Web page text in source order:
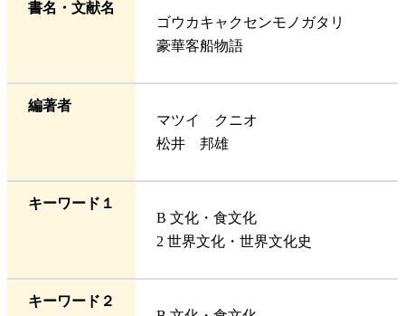
書名・文献名
ゴウカキャクセンモノガタリ
豪華客船物語
編著者
マツイ クニオ
松井 邦雄
キーワード１
B 文化・食文化
2 世界文化・世界文化史
キーワード２